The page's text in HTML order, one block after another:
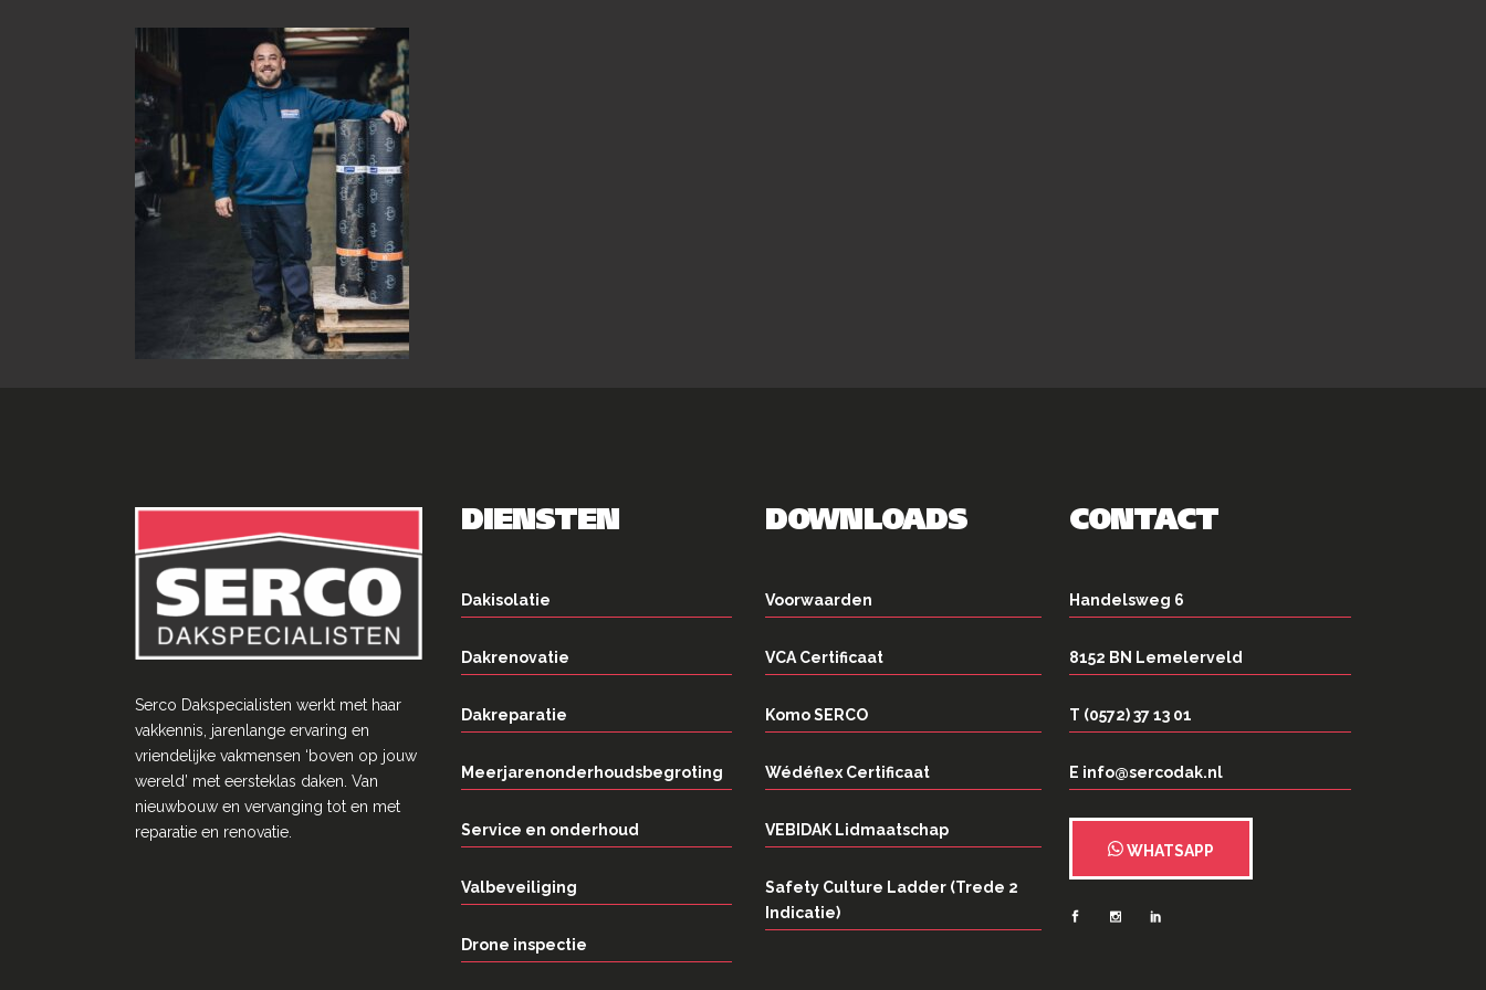
Serco Dakspecialisten werkt met haar
vakkennis, jarenlange ervaring en
vriendelĳke vakmensen ‘boven op jouw
wereld’ met eersteklas daken. Van
nieuwbouw en vervanging tot en met
reparatie en renovatie.
DIENSTEN
Dakisolatie
Dakrenovatie
Dakreparatie
Meerjarenonderhoudsbegroting
Service en onderhoud
Valbeveiliging
Drone inspectie
DOWNLOADS
Voorwaarden
VCA Certificaat
Komo SERCO
Wédéflex Certificaat
VEBIDAK Lidmaatschap
Safety Culture Ladder (Trede 2
Indicatie)
CONTACT
Handelsweg 6
8152 BN Lemelerveld
T (0572) 37 13 01
E info@sercodak.nl
WHATSAPP